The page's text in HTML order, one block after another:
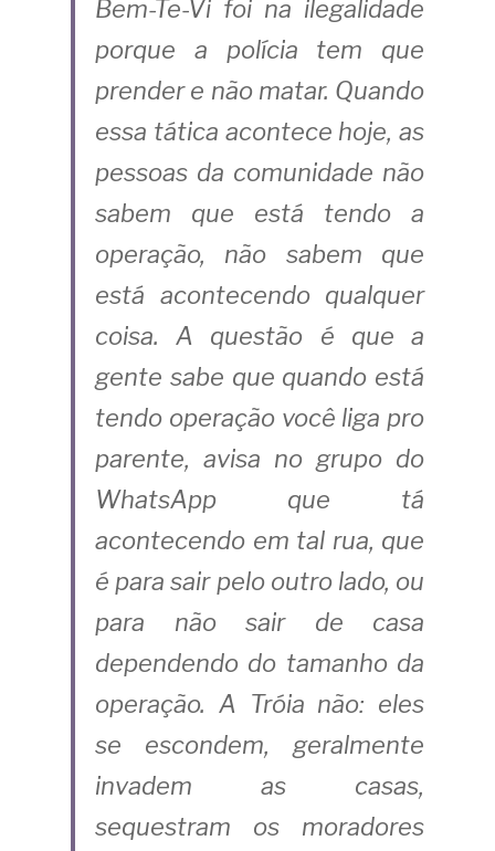
Bem-Te-Vi foi na ilegalidade
porque a polícia tem que
prender e não matar. Quando
essa tática acontece hoje, as
pessoas da comunidade não
sabem que está tendo a
operação, não sabem que
está acontecendo qualquer
coisa. A questão é que a
gente sabe que quando está
tendo operação você liga pro
parente, avisa no grupo do
WhatsApp que tá
acontecendo em tal rua, que
é para sair pelo outro lado, ou
para não sair de casa
dependendo do tamanho da
operação. A Tróia não: eles
se escondem, geralmente
invadem as casas,
sequestram os moradores